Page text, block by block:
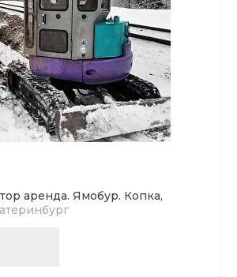
аренда. Ямобур. Копка,